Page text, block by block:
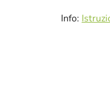
Info: